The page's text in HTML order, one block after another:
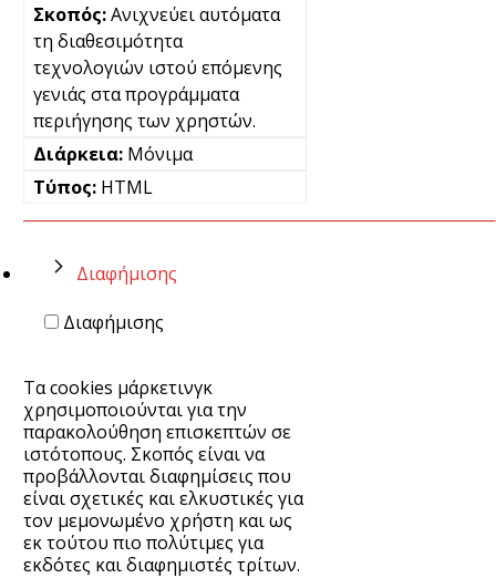
Ανιχνεύει αυτόματα
τη διαθεσιμότητα
τεχνολογιών ιστού επόμενης
γενιάς στα προγράμματα
περιήγησης των χρηστών.
Μόνιμα
HTML
Διαφήμισης
Διαφήμισης
Τα cookies μάρκετινγκ
χρησιμοποιούνται για την
παρακολούθηση επισκεπτών σε
ιστότοπους. Σκοπός είναι να
προβάλλονται διαφημίσεις που
είναι σχετικές και ελκυστικές για
τον μεμονωμένο χρήστη και ως
εκ τούτου πιο πολύτιμες για
εκδότες και διαφημιστές τρίτων.